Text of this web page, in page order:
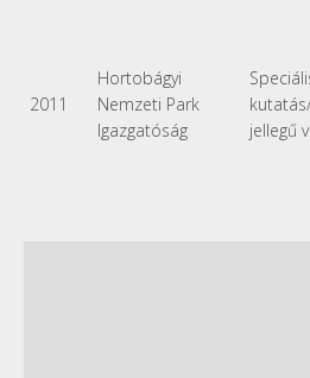
2011
Hortobágyi
Nemzeti Park
Igazgatóság
jellegű